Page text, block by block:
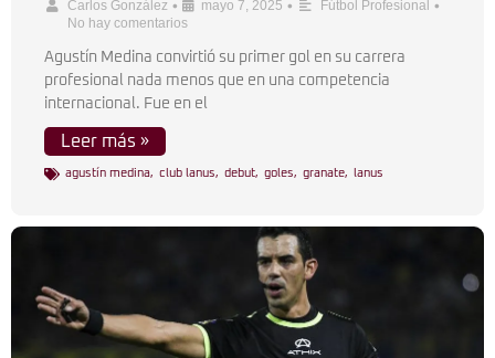
Carlos González • mayo 7, 2025 • Fútbol Profesional •
No hay comentarios
Agustín Medina convirtió su primer gol en su carrera
profesional nada menos que en una competencia
internacional. Fue en el
Leer más »
agustín medina, club lanus, debut, goles, granate, lanus